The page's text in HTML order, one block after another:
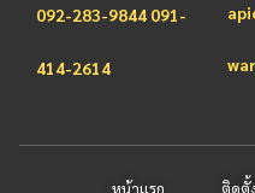
092-283-9844 091-
414-2614
หน้าแรก ติดตั้